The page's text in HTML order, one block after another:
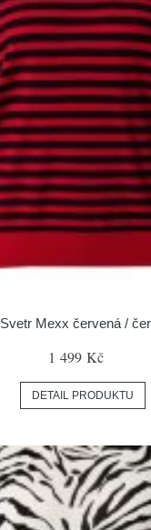
Svetr Mexx červená /
1 499 Kč
DETAIL PRODUKTU